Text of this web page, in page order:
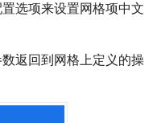
选项来设置网格项中文
返回到网格上定义的操